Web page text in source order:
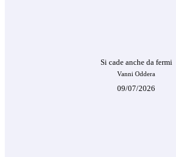
Si cade anche da fermi
Vanni Oddera
09/07/2026